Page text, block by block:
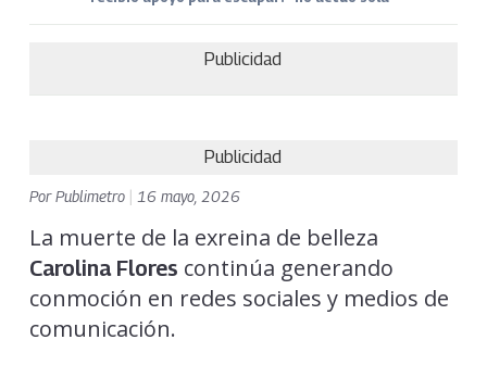
Publicidad
Publicidad
PorPublimetro 16 mayo, 2026
La muerte de la exreina de belleza
Carolina Flores continúa generando
conmoción en redes sociales y medios de
comunicación.